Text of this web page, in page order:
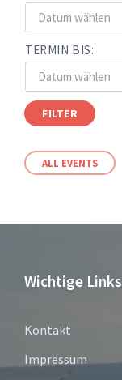
TERMIN BIS:
FILTER
ALL EVENTS
Wichtige Links
Kontakt
Impressum